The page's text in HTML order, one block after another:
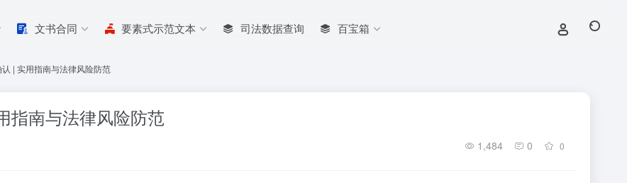
文书合同 要素式示范文本 司法数据查询 百宝箱
| 实用指南与法律风险防范
指南与法律风险防范
1,484 0 0